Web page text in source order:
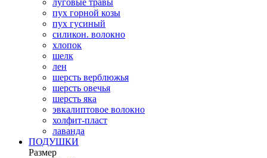
луговые травы
пух горной козы
пух гусиный
силикон. волокно
хлопок
шелк
лен
шерсть верблюжья
шерсть овечья
шерсть яка
эвкалиптовое волокно
холфит-пласт
лаванда
ПОДУШКИ
Размер